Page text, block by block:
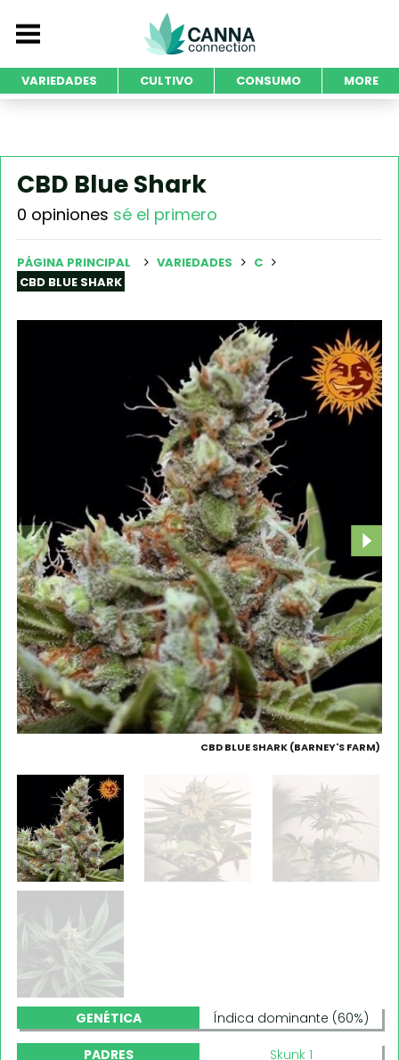
VARIEDADES CULTIVO CONSUMO MORE
CBD Blue Shark
0 opiniones sé el primero
PÁGINA PRINCIPAL VARIEDADES
C
CBD BLUE SHARK
CBD BLUE SHARK (BARNEY'S FARM)
GENÉTICA Índica dominante (60%)
PADRES
Skunk 1